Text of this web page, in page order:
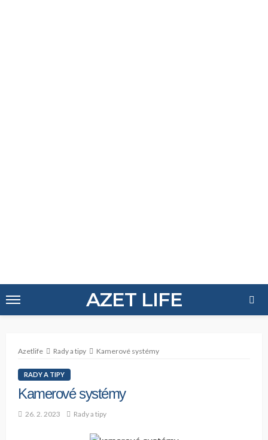
AZET LIFE
Azetlife Rady a tipy Kamerové systémy
RADY A TIPY
Kamerové systémy
26. 2. 2023 Rady a tipy